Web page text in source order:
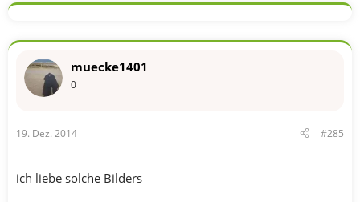
muecke1401
0
19. Dez. 2014 #285
ich liebe solche Bilders